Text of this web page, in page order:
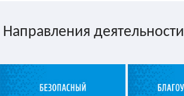
Направления деятельности